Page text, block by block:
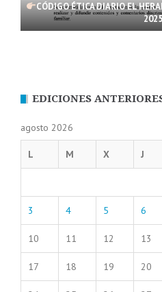
CÓDIGO ÉTICA DIARIO EL
2025
EDICIONES
agosto 2026
L M X J
3 4 5 6
10 11 12 13
17 18 19 20